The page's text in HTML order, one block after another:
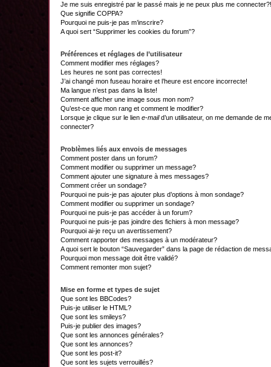
Je me suis enregistré par le passé mais je ne peux plus me connecter?!
Que signifie COPPA?
Pourquoi ne puis-je pas m’inscrire?
A quoi sert “Supprimer les cookies du forum”?
Préférences et réglages de l’utilisateur
Comment modifier mes réglages?
Les heures ne sont pas correctes!
J’ai changé mon fuseau horaire et l’heure est encore incorrecte!
Ma langue n’est pas dans la liste!
Comment afficher une image sous mon nom?
Qu’est-ce que mon rang et comment le modifier?
Lorsque je clique sur le lien e-maild’un utilisateur, on me demande de
connecter?
Problèmes liés aux envois de messages
Comment poster dans un forum?
Comment modifier ou supprimer un message?
Comment ajouter une signature à mes messages?
Comment créer un sondage?
Pourquoi ne puis-je pas ajouter plus d’options à mon sondage?
Comment modifier ou supprimer un sondage?
Pourquoi ne puis-je pas accéder à un forum?
Pourquoi ne puis-je pas joindre des fichiers à mon message?
Pourquoi ai-je reçu un avertissement?
Comment rapporter des messages à un modérateur?
A quoi sert le bouton “Sauvegarder” dans la page de rédaction de
Pourquoi mon message doit être validé?
Comment remonter mon sujet?
Mise en forme et types de sujet
Que sont les BBCodes?
Puis-je utiliser le HTML?
Que sont les smileys?
Puis-je publier des images?
Que sont les annonces générales?
Que sont les annonces?
Que sont les post-it?
Que sont les sujets verrouillés?